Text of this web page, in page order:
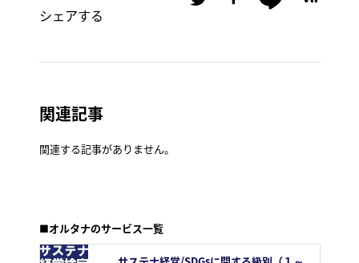
シェアする
関連記事
関連する記事がありません。
■オルタナのサービス一覧